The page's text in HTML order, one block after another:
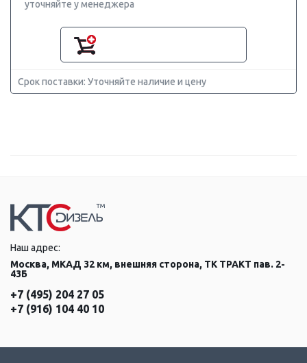
уточняйте у менеджера
Срок поставки: Уточняйте наличие и цену
Наш адрес:
Москва, МКАД 32 км, внешняя сторона, ТК ТРАКТ пав. 2-
43Б
+7 (495) 204 27 05
+7 (916) 104 40 10